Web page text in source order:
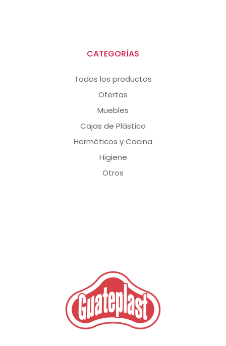
CATEGORÍAS
Todos los productos
Ofertas
Muebles
Cajas de Plástico
Herméticos y Cocina
Higiene
Otros